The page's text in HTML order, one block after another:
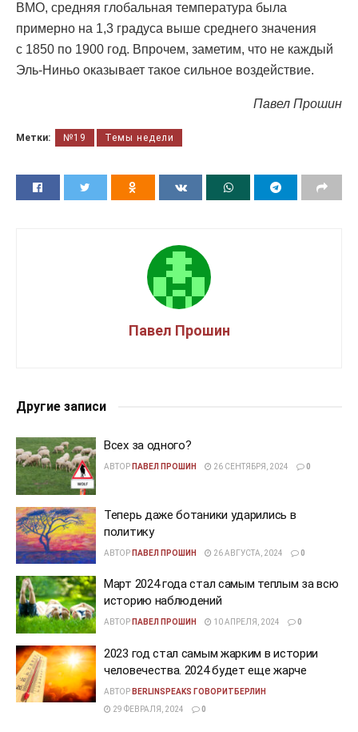
ВМО, средняя глобальная температура была
примерно на 1,3 градуса выше среднего значения
с 1850 по 1900 год. Впрочем, заметим, что не каждый
Эль-Ниньо оказывает такое сильное воздействие.
Павел Прошин
Метки: №19 Темы недели
Павел Прошин
Другие записи
Всех за одного?
АВТОР ПАВЕЛ ПРОШИН 26 СЕНТЯБРЯ, 2024 0
Теперь даже ботаники ударились в
политику
АВТОР ПАВЕЛ ПРОШИН 26 АВГУСТА, 2024 0
Март 2024 года стал самым теплым за всю
историю наблюдений
АВТОР ПАВЕЛ ПРОШИН 10 АПРЕЛЯ, 2024 0
2023 год стал самым жарким в истории
человечества. 2024 будет еще жарче
АВТОР BERLINSPEAKS ГОВОРИТБЕРЛИН
29 ФЕВРАЛЯ, 2024
0